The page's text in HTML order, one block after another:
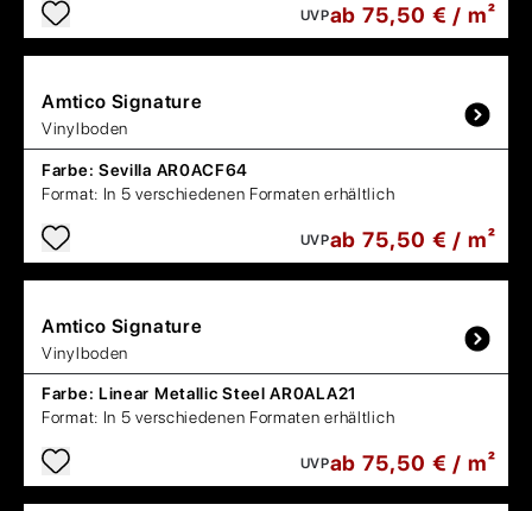
UVPab 75,50 € / m²
Amtico Signature
Vinylboden
Farbe: Sevilla AR0ACF64
Format: In 5 verschiedenen Formaten erhältlich
UVPab 75,50 € / m²
Amtico Signature
Vinylboden
Farbe: Linear Metallic Steel AR0ALA21
Format: In 5 verschiedenen Formaten erhältlich
UVPab 75,50 € / m²